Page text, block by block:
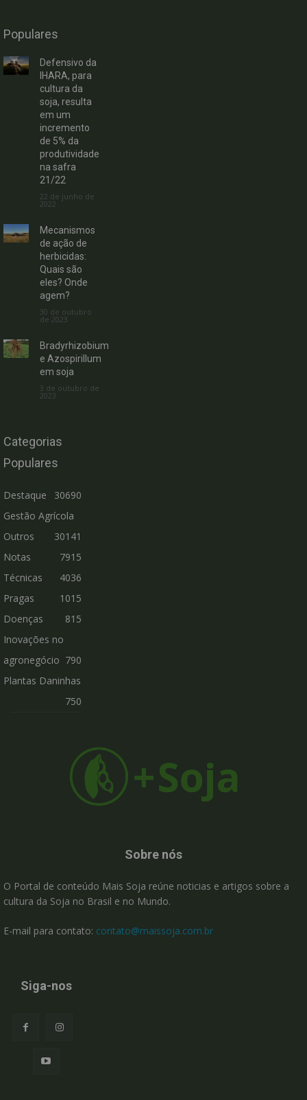
Populares
Defensivo da
IHARA, para
cultura da
soja, resulta
em um
incremento
de 5% da
produtividade
na safra
21/22
22 de junho de
2022
Mecanismos
de ação de
herbicidas:
Quais são
eles? Onde
agem?
30 de outubro
de 2023
Bradyrhizobium
e Azospirillum
em soja
3 de outubro de
2023
Categorias
Populares
Destaque
30690
Gestão Agrícola
30141
Outros
7915
Notas
Técnicas
4036
Pragas
1015
Doenças
815
Inovações no
agronegócio 790
Plantas Daninhas
750
Sobre nós
O Portal de conteúdo Mais Soja reúne noticias e artigos sobre a
cultura da Soja no Brasil e no Mundo.
E-mail para contato: contato@maissoja.com.br
Siga-nos